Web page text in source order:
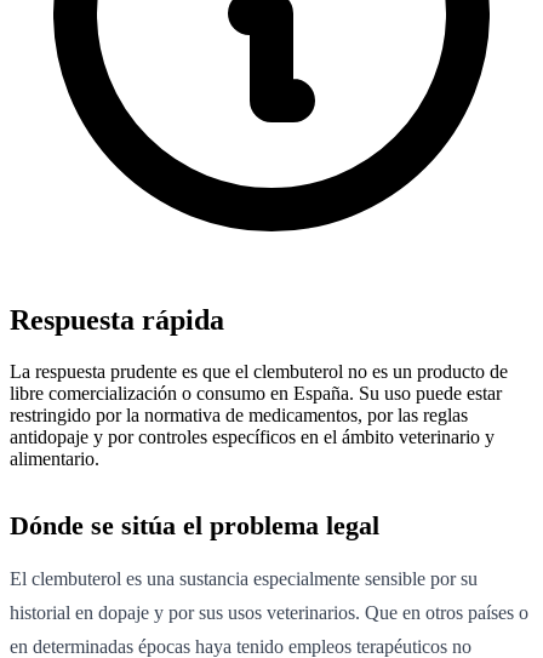
Respuesta rápida
La respuesta prudente es que el clembuterol no es un producto de
libre comercialización o consumo en España. Su uso puede estar
restringido por la normativa de medicamentos, por las reglas
antidopaje y por controles específicos en el ámbito veterinario y
alimentario.
Dónde se sitúa el problema legal
El clembuterol es una sustancia especialmente sensible por su
historial en dopaje y por sus usos veterinarios. Que en otros países o
en determinadas épocas haya tenido empleos terapéuticos no